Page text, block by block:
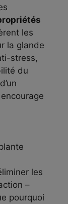
les
la glande
stress,
du
les
–
pourquoi